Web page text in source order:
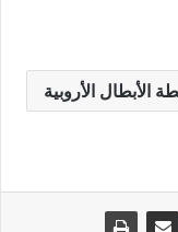
الأبطال الأروبية